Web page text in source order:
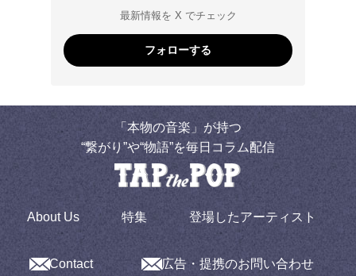
最新情報を X でチェック
フォローする
「本物の音楽」が持つ
“繋がり”や“物語”を毎日コラム配信
About Us 特集 登場したアーティスト
Contact 広告・提携のお問い合わせ